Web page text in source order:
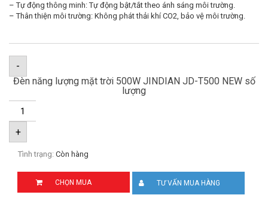
– Tự động thông minh: Tự động bật/tắt theo ánh sáng môi trường.
– Thân thiện môi trường: Không phát thải khí CO2, bảo vệ môi trường.
-
Đèn năng lượng mặt trời 500W JINDIAN JD-T500 NEW số
lượng
+
Tình trạng: Còn hàng
CHỌN MUA TƯ VẤN MUA HÀNG